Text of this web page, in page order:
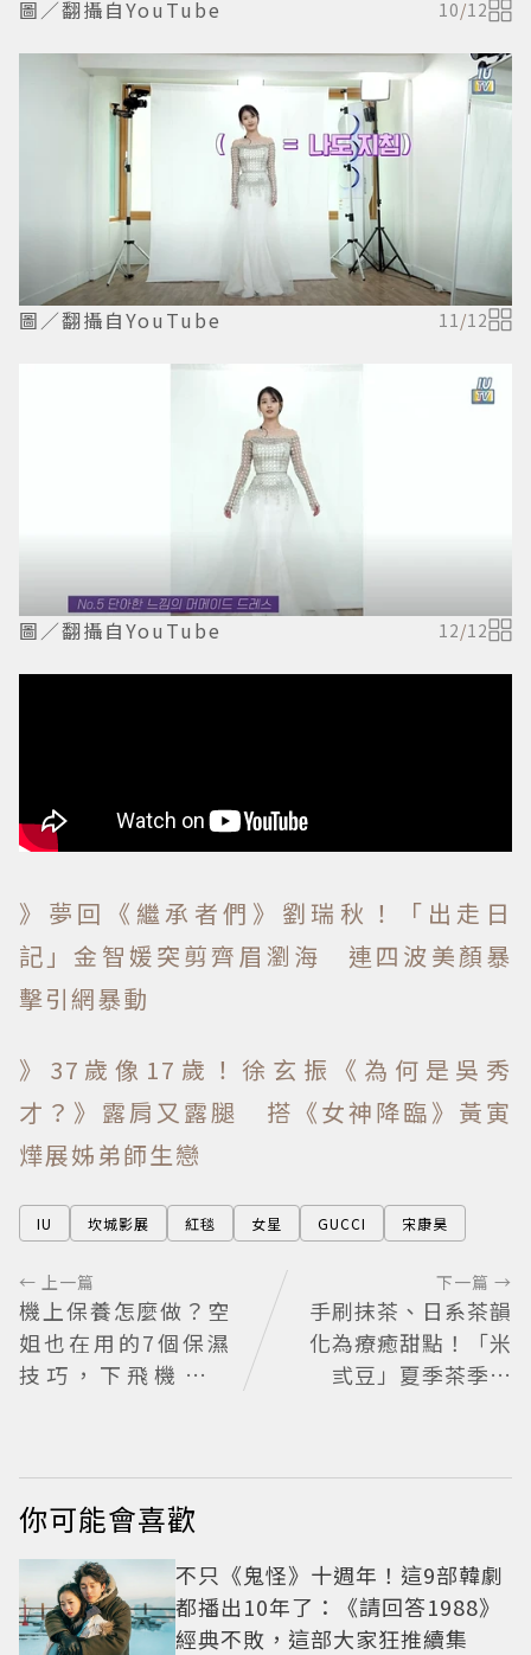
圖／翻攝自YouTube 10/12
圖／翻攝自YouTube 11 /12
圖／翻攝自YouTube 12/12
》夢回《繼承者們》劉瑞秋！「出走日
記」金智媛突剪齊眉瀏海 連四波美顏暴
擊引網暴動
》37歲像17歲！徐玄振《為何是吳秀
才？》露肩又露腿 搭《女神降臨》黃寅
燁展姊弟師生戀
IU 坎城影展 紅毯 女星 GUCCI 宋康昊
← 上一篇
機上保養怎麼做？空
姐也在用的7個保濕
技巧，下飛機不乾
下一篇 →
手刷抹茶、日系茶韻
化為療癒甜點！「米
弎豆」夏季茶季開
你可能會喜歡
不只《鬼怪》十週年！這9部韓劇
都播出10年了：《請回答1988》
經典不敗，這部大家狂推續集